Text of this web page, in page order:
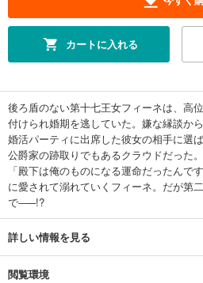
カートに入れる
後ろ盾のない第十七王女フィーネは、高
付けられ婚期を逃していた。嫌な縁談か
婚活パーティに出席した彼女の相手に選
公爵家の跡取りでもあるクラウドだった。
「殿下は俺のものになる運命だったんで
に愛されて溺れていくフィーネ。だが第
で―─!?
詳しい情報を見る
閲覧環境